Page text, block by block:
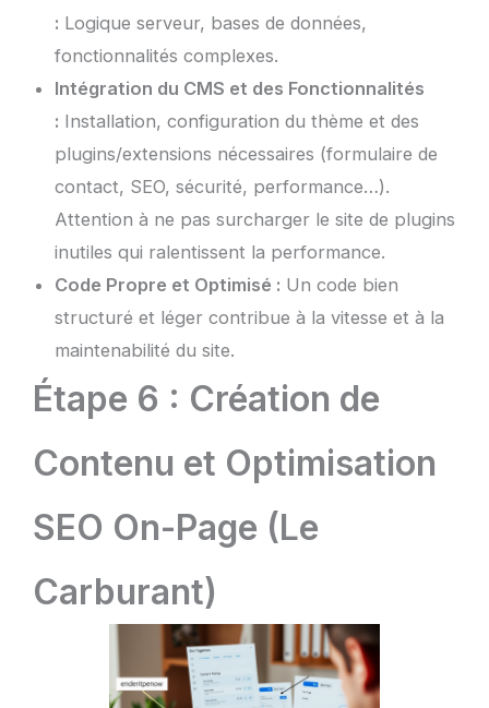
: Logique serveur, bases de données,
fonctionnalités complexes.
Intégration du CMS et des Fonctionnalités
: Installation, configuration du thème et des
plugins/extensions nécessaires (formulaire de
contact, SEO, sécurité, performance…).
Attention à ne pas surcharger le site de plugins
inutiles qui ralentissent la performance.
Code Propre et Optimisé : Un code bien
structuré et léger contribue à la vitesse et à la
maintenabilité du site.
Étape 6 : Création de
Contenu et Optimisation
SEO On-Page (Le
Carburant)